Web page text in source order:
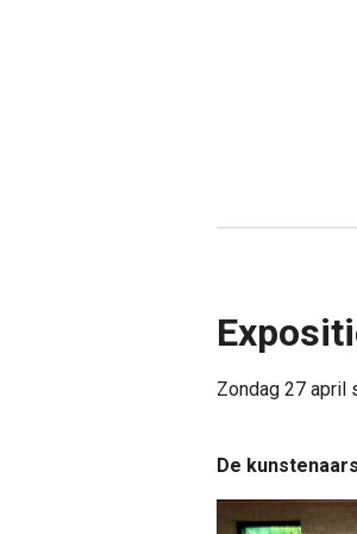
Zondag 27 april
De